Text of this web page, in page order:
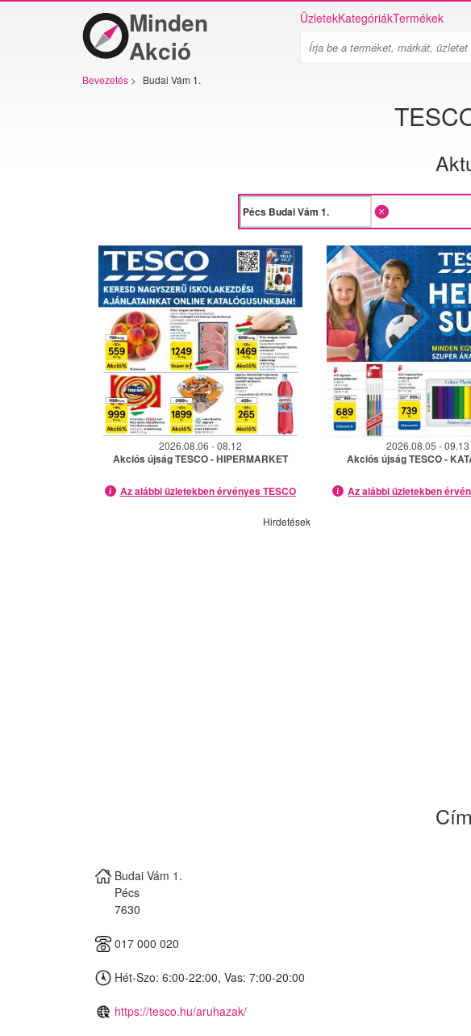
Minden
Akció
ÜzletekKategóriákTermékek
Bevezetés > Budai Vám 1.
2026.08.06 - 08.12
Akciós újság TESCO - HIPERMARKET
Az alábbi üzletekben érvényes TESCO
2026.08.05 - 09.13
Akciós újság TESCO -
Az alábbi üzletekben
Hirdetések
Budai Vám 1.
Pécs
7630
017 000 020
Hét-Szo: 6:00-22:00, Vas: 7:00-20:00
https://tesco.hu/aruhazak/